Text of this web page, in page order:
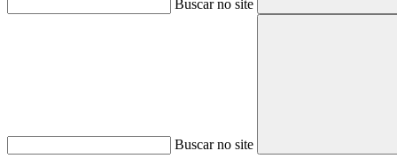
Buscar no site
Buscar no site